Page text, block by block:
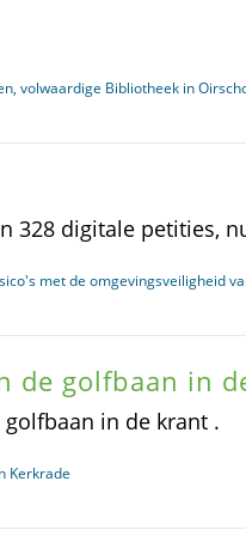
volwaardige Bibliotheek in
328 digitale petities,
met de omgevingsveiligheid
de golfbaan in
.
Kerkrade